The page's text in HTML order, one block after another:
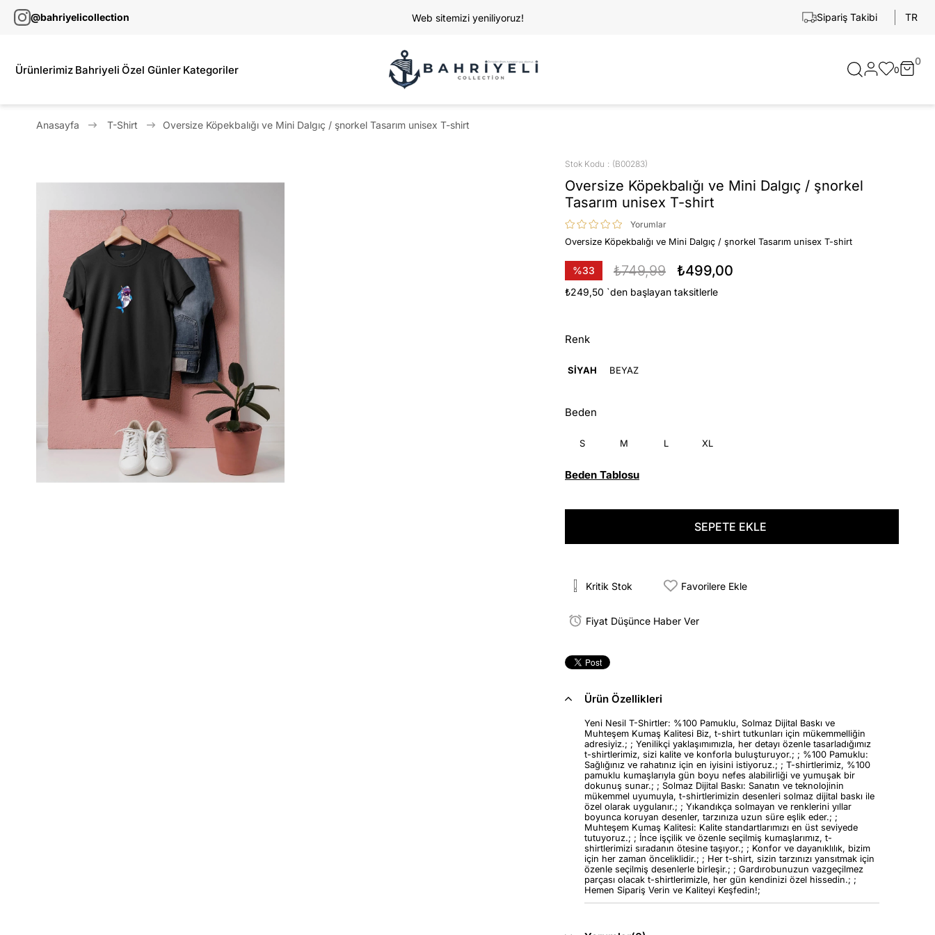
@bahriyelicollection Web sitemizi yeniliyoruz! Sipariş Takibi TR
Ürünlerimiz Bahriyeli Özel Günler Kategoriler 0
0
Anasayfa T-Shirt Oversize Köpekbalığı ve Mini Dalgıç / şnorkel Tasarım unisex T-shirt
Stok Kodu (B00283)
Oversize Köpekbalığı ve Mini Dalgıç / şnorkel
Tasarım unisex T-shirt
Yorumlar
Oversize Köpekbalığı ve Mini Dalgıç / şnorkel Tasarım unisex T-shirt
%33
İndirim
₺749,99 ₺499,00
₺249,50 `den başlayan taksitlerle
Renk
SİYAH BEYAZ
Beden
S M L XL
Beden Tablosu
Kritik Stok Favorilere Ekle
Fiyat Düşünce Haber Ver
Ürün Özellikleri
Yeni Nesil T-Shirtler: %100 Pamuklu, Solmaz Dijital Baskı ve
Muhteşem Kumaş Kalitesi Biz, t-shirt tutkunları için mükemmelliğin
adresiyiz.; ; Yenilikçi yaklaşımımızla, her detayı özenle tasarladığımız
t-shirtlerimiz, sizi kalite ve konforla buluşturuyor.; ; %100 Pamuklu:
Sağlığınız ve rahatınız için en iyisini istiyoruz.; ; T-shirtlerimiz, %100
pamuklu kumaşlarıyla gün boyu nefes alabilirliği ve yumuşak bir
dokunuş sunar.; ; Solmaz Dijital Baskı: Sanatın ve teknolojinin
mükemmel uyumuyla, t-shirtlerimizin desenleri solmaz dijital baskı ile
özel olarak uygulanır.; ; Yıkandıkça solmayan ve renklerini yıllar
boyunca koruyan desenler, tarzınıza uzun süre eşlik eder.; ;
Muhteşem Kumaş Kalitesi: Kalite standartlarımızı en üst seviyede
tutuyoruz.; ; İnce işçilik ve özenle seçilmiş kumaşlarımız, t-
shirtlerimizi sıradanın ötesine taşıyor.; ; Konfor ve dayanıklılık, bizim
için her zaman önceliklidir.; ; Her t-shirt, sizin tarzınızı yansıtmak için
özenle seçilmiş desenlerle birleşir.; ; Gardırobunuzun vazgeçilmez
parçası olacak t-shirtlerimizle, her gün kendinizi özel hissedin.; ;
Hemen Sipariş Verin ve Kaliteyi Keşfedin!;